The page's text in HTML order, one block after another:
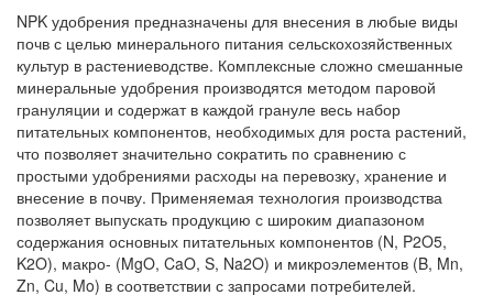
NPK удобрения предназначены для внесения в любые виды
почв с целью минерального питания сельскохозяйственных
культур в растениеводстве. Комплексные сложно смешанные
минеральные удобрения производятся методом паровой
грануляции и содержат в каждой грануле весь набор
питательных компонентов, необходимых для роста растений,
что позволяет значительно сократить по сравнению с
простыми удобрениями расходы на перевозку, хранение и
внесение в почву. Применяемая технология производства
позволяет выпускать продукцию с широким диапазоном
содержания основных питательных компонентов (N, P2O5,
K2O), макро- (MgO, CaO, S, Na2O) и микроэлементов (B, Mn,
Zn, Cu, Mo) в соответствии с запросами потребителей.